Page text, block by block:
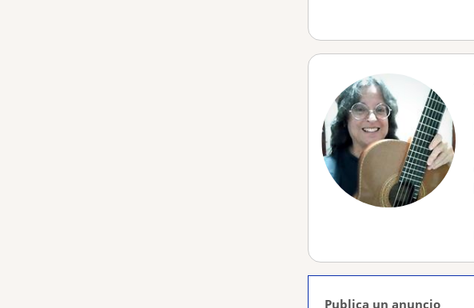
Publica un anuncio